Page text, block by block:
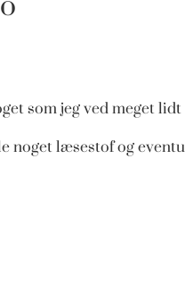
som jeg ved meget
noget læsestof og